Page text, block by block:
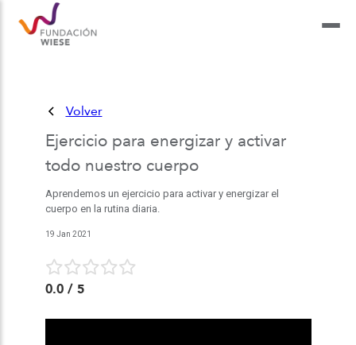
Volver
Ejercicio para energizar y activar
todo nuestro cuerpo
Aprendemos un ejercicio para activar y energizar el
cuerpo en la rutina diaria.
19 Jan 2021
0.0/ 5